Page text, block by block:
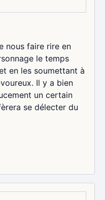
nous faire rire en
le temps
en les soumettant à
Il y a bien
un certain
se délecter du